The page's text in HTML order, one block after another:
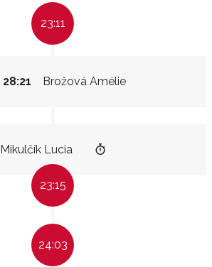
23:11
Brožová Amélie
28:21
Mikulčík Lucia
23:15
24:03